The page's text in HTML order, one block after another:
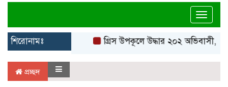
শিরোনামঃ গ্রিস উপকূলে উদ্ধার ২০২ অভিবাসী,
প্রচ্ছদ